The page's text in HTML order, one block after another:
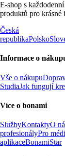
E-shop s
produktů pro krásné
Česká
republikaPolsko
Informace o
Vše o nákupu
StudiaJak fungují
Více o bonami
SlužbyKontaktyO
profesionályPro
aplikaceBonamiStar